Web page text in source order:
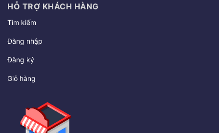
HỖ TRỢ KHÁCH HÀNG
Tìm kiếm
Đăng nhập
Đăng ký
Giỏ hàng